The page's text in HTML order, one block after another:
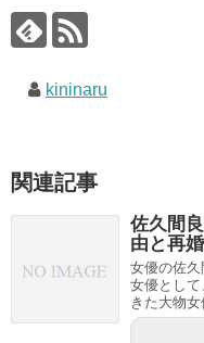
kininaru
関連記事
佐久間
由と再
女優の佐
女優とし
きた大物